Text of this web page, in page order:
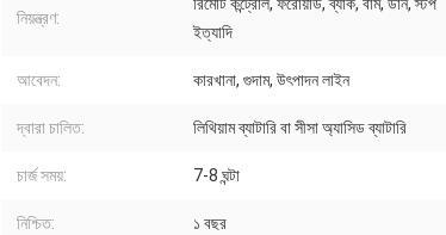
নিয়ন্ত্রণ:
রিমোট কন্ট্রোল, ফরোয়ার্ড, ব্যাক, বাম, ডান, স্টপ
ইত্যাদি
আবেদন: কারখানা, গুদাম, উৎপাদন লাইন
দ্বারা চালিত: লিথিয়াম ব্যাটারি বা সীসা অ্যাসিড ব্যাটারি
চার্জ সময়: 7-8 ঘন্টা
নিশ্চিত: ১ বছর